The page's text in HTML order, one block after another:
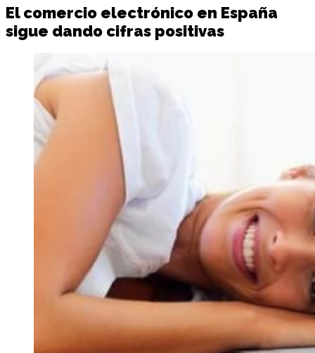
El comercio electrónico en España
sigue dando cifras positivas